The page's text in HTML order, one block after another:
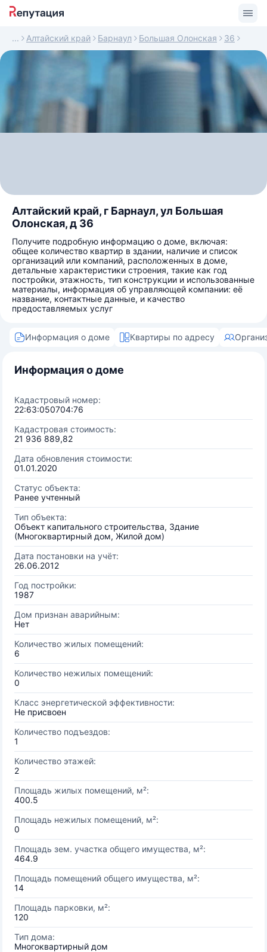
Алтайский край Барнаул Большая Олонская 36
Алтайский край, г Барнаул, ул Большая
Олонская, д 36
Получите подробную информацию о доме, включая:
общее количество квартир в здании, наличие и список
организаций или компаний, расположенных в доме,
детальные характеристики строения, такие как год
постройки, этажность, тип конструкции и использованные
материалы, информация об управляющей компании: её
название, контактные данные, и качество
предоставляемых услуг
Информация о доме Квартиры по адресу
Информация о доме
Кадастровый номер:
22:63:050704:76
Кадастровая стоимость:
21 936 889,82
Дата обновления стоимости:
01.01.2020
Статус объекта:
Ранее учтенный
Тип объекта:
Объект капитального строительства, Здание
(Многоквартирный дом, Жилой дом)
Дата постановки на учёт:
26.06.2012
Год постройки:
1987
Дом признан аварийным:
Нет
Количество жилых помещений:
6
Количество нежилых помещений:
0
Класс энергетической эффективности:
Не присвоен
Количество подъездов:
1
Количество этажей:
2
Площадь жилых помещений, м²:
400.5
Площадь нежилых помещений, м²:
0
Площадь зем. участка общего имущества, м²:
464.9
Площадь помещений общего имущества, м²:
14
Площадь парковки, м²:
120
Тип дома:
Многоквартирный дом